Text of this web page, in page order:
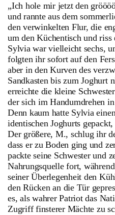
„Ich hole mir jetzt den
und rannte aus dem
den verwinkelten Flur, die
um den Küchentisch und
Sylvia war vielleicht sechs,
folgten ihr sofort auf den
aber in den Kurven des
Sandkasten bis zum Joghurt
erreichte die kleine
der sich im Handumdrehen
Denn kaum hatte Sylvia
identischen Joghurts
Der größere, M., schlug ihr
dass er zu Boden ging und
packte seine Schwester und
Nahrungsquelle fort,
seiner Überlegenheit den
den Rücken an die Tür
es, als wahrer Patriot das
Zugriff finsterer Mächte zu